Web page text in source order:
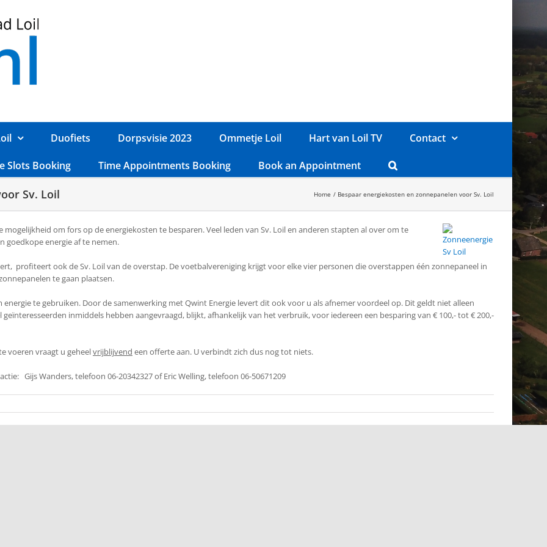
Duofiets Dorpsvisie 2023 Ommetje Loil Hart van Loil TV Contact
Slots Booking Time Appointments Booking Book an Appointment
Sv. Loil Home Bespaar energiekosten en zonnepanelen voor Sv. Loil
om fors op de energiekosten te besparen. Veel leden van Sv. Loil en anderen stapten al over om te
goedkope energie af te nemen.
profiteert ook de Sv. Loil van de overstap. De voetbalvereniging krijgt voor elke vier personen die overstappen één zonnepaneel in
te gaan plaatsen.
te gebruiken. Door de samenwerking met Qwint Energie levert dit ook voor u als afnemer voordeel op. Dit geldt niet alleen
inmiddels hebben aangevraagd, blijkt, afhankelijk van het verbruik, voor iedereen een besparing van € 100,- tot € 200,-
voeren vraagt u geheelvrijblijvend een offerte aan. U verbindt zich dus nog tot niets.
Gijs Wanders, telefoon 06-20342327 of Eric Welling, telefoon 06-50671209